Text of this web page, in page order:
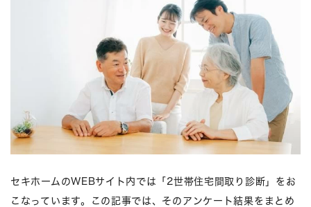
セキホームのWEBサイト内では「2世帯住宅間取り診断」をお
こなっています。この記事では、そのアンケート結果をまとめ